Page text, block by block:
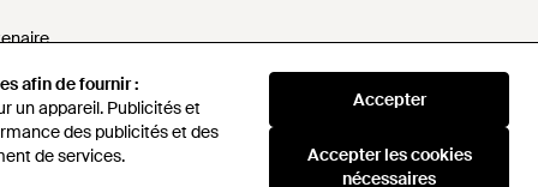
afin de fournir :
un appareil. Publicités et
des publicités et des
de services.
Accepter
Accepter les cookies
nécessaires
afin de fournir :
un appareil. Publicités et
des publicités et des
de services.
Accepter
Accepter les cookies
nécessaires
mes informations personnelles
moderne